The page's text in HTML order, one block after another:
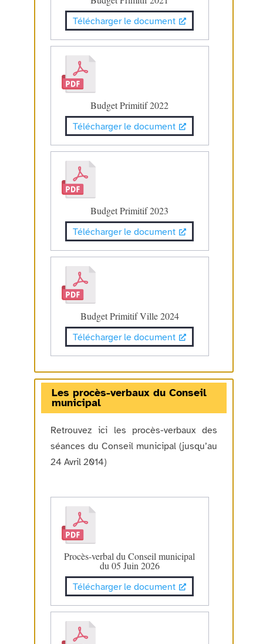
Télécharger le document
Budget Primitif 2022
Télécharger le document
Budget Primitif 2023
Télécharger le document
Budget Primitif Ville 2024
Télécharger le document
Les procès-verbaux du Conseil
municipal
Retrouvez ici les procès-verbaux des
séances du Conseil municipal (jusqu’au
24 Avril 2014)
Procès-verbal du Conseil municipal
du 05 Juin 2026
Télécharger le document